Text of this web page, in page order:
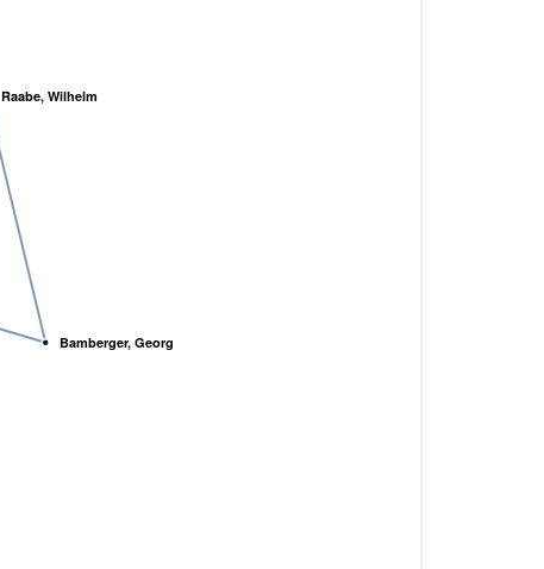
Raabe, Wilhelm
Bamberger, Georg